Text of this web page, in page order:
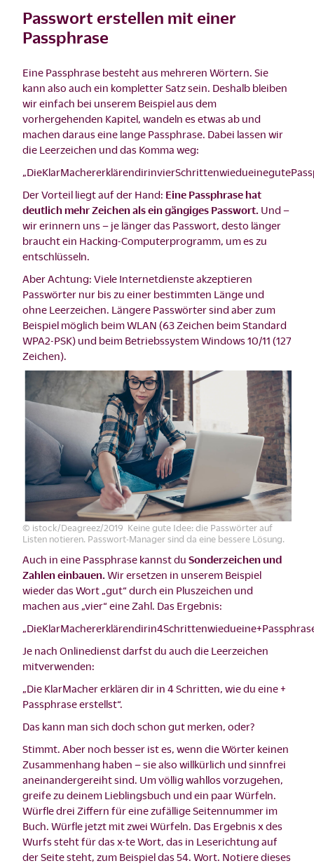
Passwort erstellen mit einer
Passphrase
Eine Passphrase besteht aus mehreren Wörtern. Sie
kann also auch ein kompletter Satz sein. Deshalb bleiben
wir einfach bei unserem Beispiel aus dem
vorhergehenden Kapitel, wandeln es etwas ab und
machen daraus eine lange Passphrase. Dabei lassen wir
die Leerzeichen und das Komma weg:
Der Vorteil liegt auf der Hand: Eine Passphrase hat
deutlich mehr Zeichen als ein gängiges Passwort. Und –
wir erinnern uns – je länger das Passwort, desto länger
braucht ein Hacking-Computerprogramm, um es zu
entschlüsseln.
Aber Achtung: Viele Internetdienste akzeptieren
Passwörter nur bis zu einer bestimmten Länge und
ohne Leerzeichen. Längere Passwörter sind aber zum
Beispiel möglich beim WLAN (63 Zeichen beim Standard
WPA2-PSK) und beim Betriebssystem Windows 10/11 (127
Zeichen).
© istock/Deagreez/2019 Keine gute Idee: die Passwörter auf
Listen notieren. Passwort-Manager sind da eine bessere Lösung.
Auch in eine Passphrase kannst du Sonderzeichen und
Zahlen einbauen. Wir ersetzen in unserem Beispiel
wieder das Wort „gut“ durch ein Pluszeichen und
machen aus „vier“ eine Zahl. Das Ergebnis:
Je nach Onlinedienst darfst du auch die Leerzeichen
mitverwenden:
„Die KlarMacher erklären dir in 4 Schritten, wie du eine +
Passphrase erstellst“.
Das kann man sich doch schon gut merken, oder?
Stimmt. Aber noch besser ist es, wenn die Wörter keinen
Zusammenhang haben – sie also willkürlich und sinnfrei
aneinandergereiht sind. Um völlig wahllos vorzugehen,
greife zu deinem Lieblingsbuch und ein paar Würfeln.
Würfle drei Ziffern für eine zufällige Seitennummer im
Buch. Würfle jetzt mit zwei Würfeln. Das Ergebnis x des
Wurfs steht für das x-te Wort, das in Leserichtung auf
der Seite steht, zum Beispiel das 54. Wort. Notiere dieses